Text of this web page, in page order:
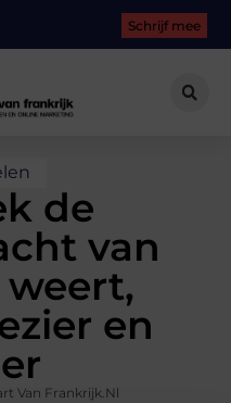
Schrijf mee
de
van
en
Van Frankrijk.nl